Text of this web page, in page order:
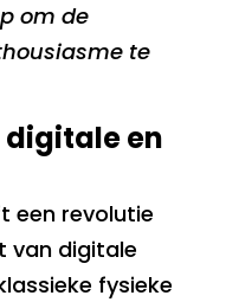
om de
te
digitale en
een revolutie
van digitale
fysieke